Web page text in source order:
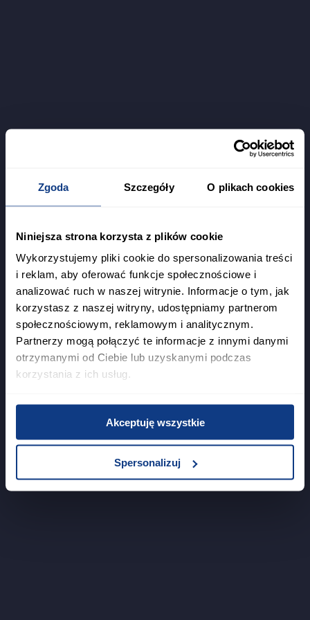
Zgoda Szczegóły O plikach cookies
Niniejsza strona korzysta z plików cookie
Wykorzystujemy pliki cookie do spersonalizowania treści
i reklam, aby oferować funkcje społecznościowe i
analizować ruch w naszej witrynie. Informacje o tym, jak
korzystasz z naszej witryny, udostępniamy partnerom
społecznościowym, reklamowym i analitycznym.
Partnerzy mogą połączyć te informacje z innymi danymi
otrzymanymi od Ciebie lub uzyskanymi podczas
korzystania z ich usług.
Akceptuję wszystkie
Spersonalizuj